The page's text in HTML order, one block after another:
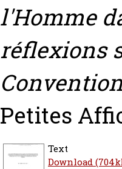
l'Homme
réflexions
Petites
Text
Download